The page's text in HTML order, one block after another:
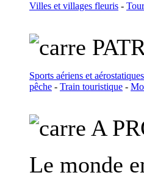
Villes et villages fleuris -
Sports aériens et aérostatiques
pêche - Train touristique -
A
Le monde